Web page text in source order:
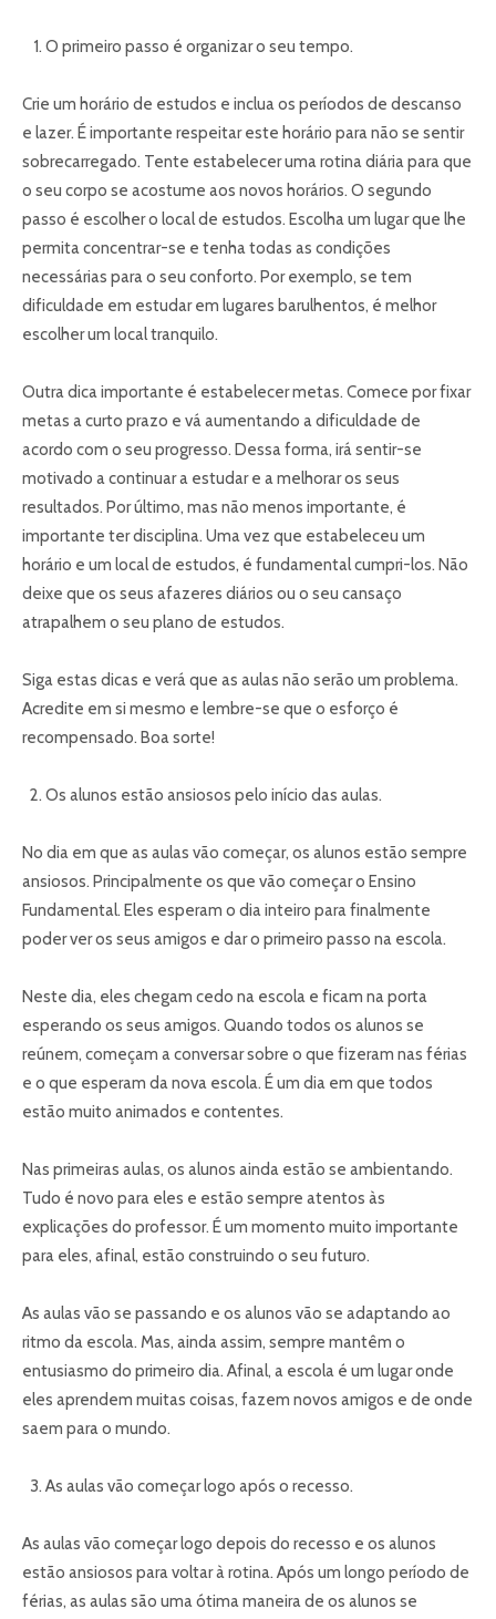
O primeiro passo é organizar o seu tempo.
Crie um horário de estudos e inclua os períodos de descanso
e lazer. É importante respeitar este horário para não se sentir
sobrecarregado. Tente estabelecer uma rotina diária para que
o seu corpo se acostume aos novos horários. O segundo
passo é escolher o local de estudos. Escolha um lugar que lhe
permita concentrar-se e tenha todas as condições
necessárias para o seu conforto. Por exemplo, se tem
dificuldade em estudar em lugares barulhentos, é melhor
escolher um local tranquilo.
Outra dica importante é estabelecer metas. Comece por fixar
metas a curto prazo e vá aumentando a dificuldade de
acordo com o seu progresso. Dessa forma, irá sentir-se
motivado a continuar a estudar e a melhorar os seus
resultados. Por último, mas não menos importante, é
importante ter disciplina. Uma vez que estabeleceu um
horário e um local de estudos, é fundamental cumpri-los. Não
deixe que os seus afazeres diários ou o seu cansaço
atrapalhem o seu plano de estudos.
Siga estas dicas e verá que as aulas não serão um problema.
Acredite em si mesmo e lembre-se que o esforço é
recompensado. Boa sorte!
Os alunos estão ansiosos pelo início das aulas.
No dia em que as aulas vão começar, os alunos estão sempre
ansiosos. Principalmente os que vão começar o Ensino
Fundamental. Eles esperam o dia inteiro para finalmente
poder ver os seus amigos e dar o primeiro passo na escola.
Neste dia, eles chegam cedo na escola e ficam na porta
esperando os seus amigos. Quando todos os alunos se
reúnem, começam a conversar sobre o que fizeram nas férias
e o que esperam da nova escola. É um dia em que todos
estão muito animados e contentes.
Nas primeiras aulas, os alunos ainda estão se ambientando.
Tudo é novo para eles e estão sempre atentos às
explicações do professor. É um momento muito importante
para eles, afinal, estão construindo o seu futuro.
As aulas vão se passando e os alunos vão se adaptando ao
ritmo da escola. Mas, ainda assim, sempre mantêm o
entusiasmo do primeiro dia. Afinal, a escola é um lugar onde
eles aprendem muitas coisas, fazem novos amigos e de onde
saem para o mundo.
As aulas vão começar logo após o recesso.
As aulas vão começar logo depois do recesso e os alunos
estão ansiosos para voltar à rotina. Após um longo período de
férias, as aulas são uma ótima maneira de os alunos se